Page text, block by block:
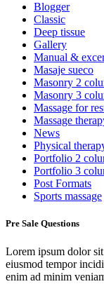
Blogger
Classic
Deep tissue
Gallery
Manual &
Masaje sueco
Masonry 2
Masonry 3
Massage for
Massage
News
Physical
Portfolio 2
Portfolio 3
Post Formats
Sports massage
Pre Sale Questions
Lorem ipsum dolor
eiusmod tempor
enim ad minim